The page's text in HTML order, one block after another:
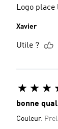
Logo place
Xavier
Utile ?
bonne
Couleur: